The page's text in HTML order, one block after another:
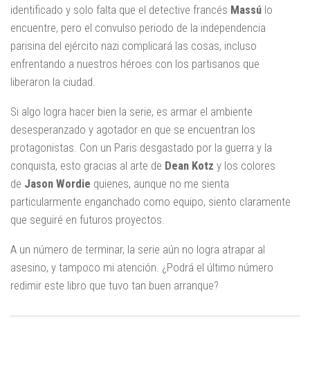
identificado y solo falta que el detective francés Massú lo
encuentre, pero el convulso periodo de la independencia
parisina del ejército nazi complicará las cosas, incluso
enfrentando a nuestros héroes con los partisanos que
liberaron la ciudad.
Si algo logra hacer bien la serie, es armar el ambiente
desesperanzado y agotador en que se encuentran los
protagonistas. Con un Paris desgastado por la guerra y la
conquista, esto gracias al arte de Dean Kotz y los colores
de Jason Wordie quienes, aunque no me sienta
particularmente enganchado como equipo, siento claramente
que seguiré en futuros proyectos.
A un número de terminar, la serie aún no logra atrapar al
asesino, y tampoco mi atención. ¿Podrá el último número
redimir este libro que tuvo tan buen arranque?